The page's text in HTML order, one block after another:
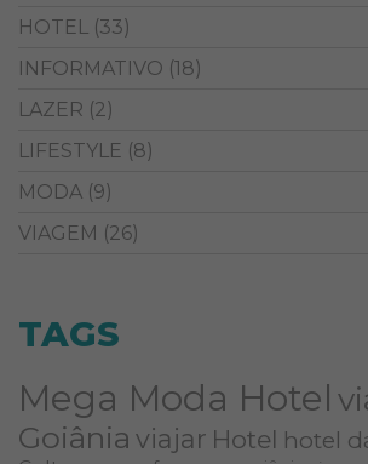
HOTEL (33)
INFORMATIVO (18)
LAZER (2)
LIFESTYLE (8)
MODA (9)
VIAGEM (26)
TAGS
Mega Moda Hotel
Goiânia viajar Hotel hotel